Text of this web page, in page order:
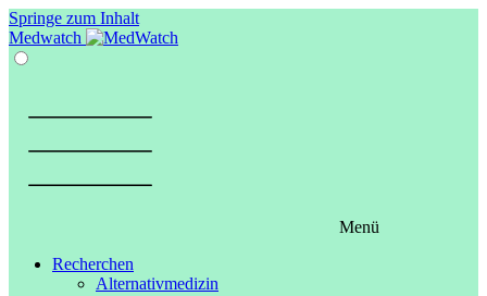
Springe zum Inhalt
Medwatch
Menü
Recherchen
Alternativmedizin